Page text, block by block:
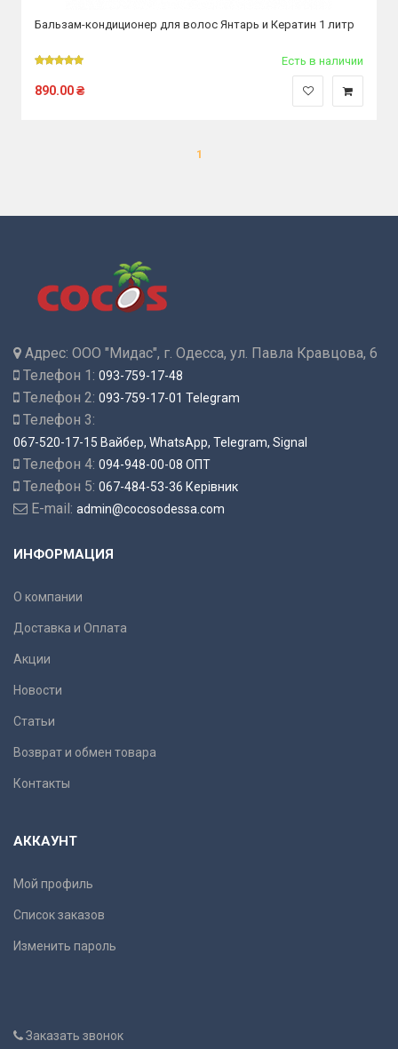
Бальзам-кондиционер для волос Янтарь и Кератин 1 литр
Есть в наличии
890.00₴
1
Адрес: ООО "Мидас", г. Одесса, ул. Павла Кравцова, 6
Телефон 1: 093-759-17-48
Телефон 2: 093-759-17-01 Telegram
Телефон 3:
067-520-17-15 Вайбер, WhatsApp, Telegram, Signal
Телефон 4: 094-948-00-08 ОПТ
Телефон 5: 067-484-53-36 Керівник
E-mail: admin@cocosodessa.com
ИНФОРМАЦИЯ
О компании
Доставка и Оплата
Акции
Новости
Статьи
Возврат и обмен товара
Контакты
АККАУНТ
Мой профиль
Список заказов
Изменить пароль
Заказать звонок